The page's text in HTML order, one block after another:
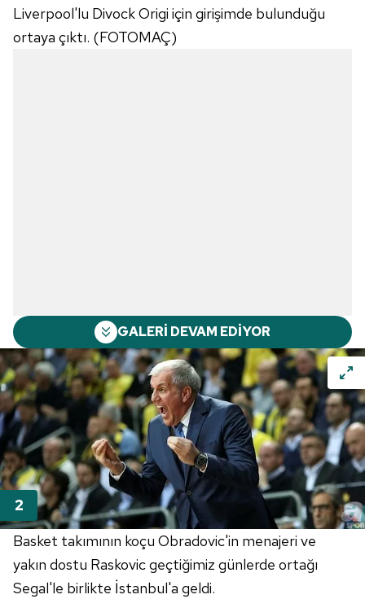
Liverpool'lu Divock Origi için girişimde bulunduğu
ortaya çıktı. (FOTOMAÇ)
GALERİ DEVAM EDİYOR
Basket takımının koçu Obradovic'in menajeri ve
yakın dostu Raskovic geçtiğimiz günlerde ortağı
Segal'le birlikte İstanbul'a geldi.